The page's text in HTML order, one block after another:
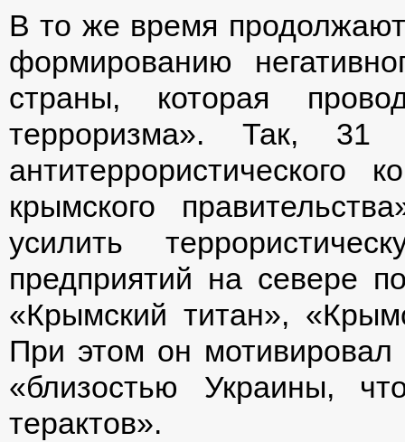
В то же время
формированию
страны, которая
терроризма». Так,
антитеррористического
крымского
усилить
предприятий на севере
«Крымский титан»,
При этом он мотивировал
«близостью Украины,
терактов».